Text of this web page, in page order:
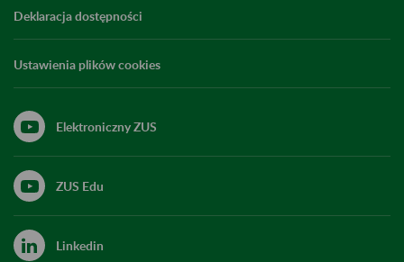
Deklaracja dostępności
Ustawienia plików cookies
Elektroniczny ZUS
ZUS Edu
Linkedin